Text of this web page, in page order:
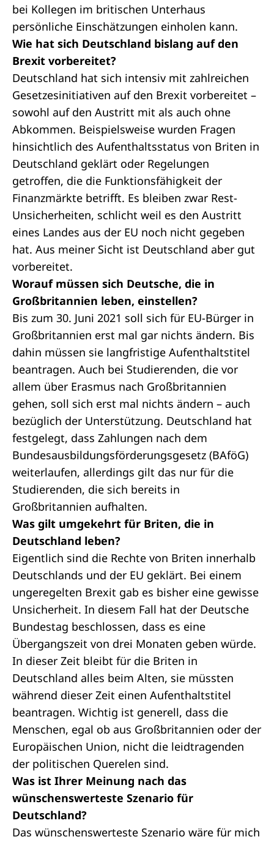
bei Kollegen im britischen Unterhaus
persönliche Einschätzungen einholen kann.
Wie hat sich Deutschland bislang auf den
Brexit vorbereitet?
Deutschland hat sich intensiv mit zahlreichen
Gesetzesinitiativen auf den Brexit vorbereitet –
sowohl auf den Austritt mit als auch ohne
Abkommen. Beispielsweise wurden Fragen
hinsichtlich des Aufenthaltsstatus von Briten in
Deutschland geklärt oder Regelungen
getroffen, die die Funktionsfähigkeit der
Finanzmärkte betrifft. Es bleiben zwar Rest-
Unsicherheiten, schlicht weil es den Austritt
eines Landes aus der EU noch nicht gegeben
hat. Aus meiner Sicht ist Deutschland aber gut
vorbereitet.
Worauf müssen sich Deutsche, die in
Großbritannien leben, einstellen?
Bis zum 30. Juni 2021 soll sich für EU-Bürger in
Großbritannien erst mal gar nichts ändern. Bis
dahin müssen sie langfristige Aufenthaltstitel
beantragen. Auch bei Studierenden, die vor
allem über Erasmus nach Großbritannien
gehen, soll sich erst mal nichts ändern – auch
bezüglich der Unterstützung. Deutschland hat
festgelegt, dass Zahlungen nach dem
Bundesausbildungsförderungsgesetz (BAföG)
weiterlaufen, allerdings gilt das nur für die
Studierenden, die sich bereits in
Großbritannien aufhalten.
Was gilt umgekehrt für Briten, die in
Deutschland leben?
Eigentlich sind die Rechte von Briten innerhalb
Deutschlands und der EU geklärt. Bei einem
ungeregelten Brexit gab es bisher eine gewisse
Unsicherheit. In diesem Fall hat der Deutsche
Bundestag beschlossen, dass es eine
Übergangszeit von drei Monaten geben würde.
In dieser Zeit bleibt für die Briten in
Deutschland alles beim Alten, sie müssten
während dieser Zeit einen Aufenthaltstitel
beantragen. Wichtig ist generell, dass die
Menschen, egal ob aus Großbritannien oder der
Europäischen Union, nicht die leidtragenden
der politischen Querelen sind.
Was ist Ihrer Meinung nach das
wünschenswerteste Szenario für
Deutschland?
Das wünschenswerteste Szenario wäre für mich